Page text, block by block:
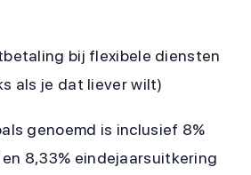
bij flexibele diensten
als je dat liever wilt)
genoemd is inclusief 8%
8,33% eindejaarsuitkering